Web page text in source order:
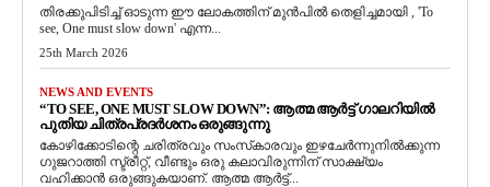
തിരക്കുപിടിച്ച് ഓടുന്ന ഈ ലോകത്തിന് മുൻപിൽ തെളിച്ചമായി , 'To
see, One must slow down' എന്ന...
25th March 2026
NEWS AND EVENTS
“TO SEE, ONE MUST SLOW DOWN”: ആത്മ ആർട്ട് ഗാലറിയിൽ
പുതിയ ചിത്രപ്രദർശനം ഒരുങ്ങുന്നു
കോഴിക്കോടിന്റെ ചരിത്രവും സംസ്‌കാരവും ഇഴചേർന്നുനിൽക്കുന്ന
ഗുജറാത്തി സ്ട്രീറ്റ്, വീണ്ടും ഒരു കലാവിരുന്നിന് സാക്ഷ്യം
വഹിക്കാൻ ഒരുങ്ങുകയാണ്. ആത്മ ആർട്ട്...